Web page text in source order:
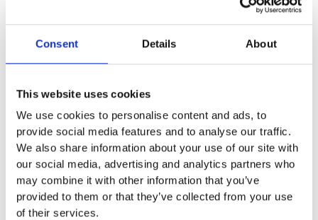
Consent Details About
This website uses cookies
We use cookies to personalise content and ads, to
provide social media features and to analyse our traffic.
We also share information about your use of our site with
our social media, advertising and analytics partners who
may combine it with other information that you’ve
provided to them or that they’ve collected from your use
of their services.
Euroflex fallskyddsmatta 80
mm - för fallhöjd 2,4 meter
Euroflex fallskyddsmatta 90
Nordic rubber safe tiles 55
mm – fallhöjd upp till 2,1 m
Nordic rubber safe tiles 75
mm – fallhöjd upp till 2,5 m
Euroflex - övriga produkter
Euroflex - kantskydd